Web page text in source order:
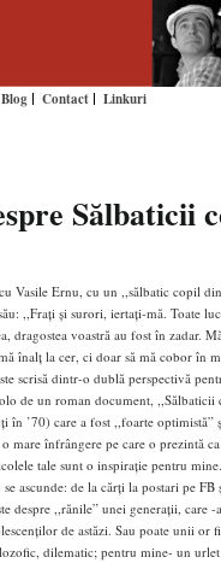
Blog Contact Linkuri
Sălbaticii
Vasile Ernu, cu un ,,sălbatic copil
,,Frați și surori, iertați-mă. Toate
dragostea voastră au fost în zadar.
înalț la cer, ci doar să mă cobor în
scrisă dintr-o dublă perspectivă
de un roman document, ,,Sălbaticii
în ’70) care a fost ,,foarte
mare înfrângere pe care o prezintă
tale sunt o inspirație pentru
ascunde: de la cărți la postari pe
despre ,,rănile” unei generații, care
de astăzi. Sau poate unii or
dilematic; pentru mine- un